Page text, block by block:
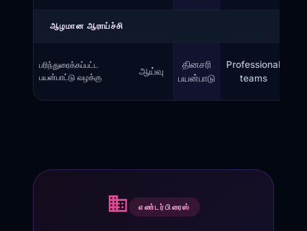
ஆழமான ஆராய்ச்சி
பரிந்துரைக்கப்பட்ட
பயன்பாட்டு வழக்கு
ஆய்வு
தினசரி
பயன்பாடு
Professional
teams
எண்டர்பிரைஸ்